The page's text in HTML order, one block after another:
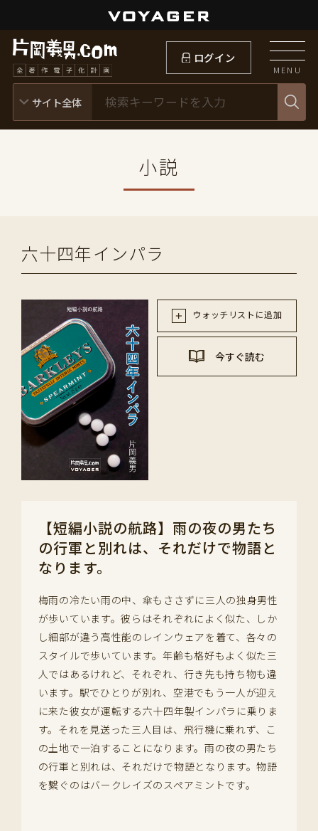
ログイン
MENU
小説
六十四年インパラ
ウォッチリストに追加
今すぐ読む
【短編小説の航路】雨の夜の男たち
の行軍と別れは、それだけで物語と
なります。
梅雨の冷たい雨の中、傘もささずに三人の独身男性
が歩いています。彼らはそれぞれによく似た、しか
し細部が違う高性能のレインウェアを着て、各々の
スタイルで歩いています。年齢も格好もよく似た三
人ではあるけれど、それぞれ、行き先も持ち物も違
います。駅でひとりが別れ、空港でもう一人が迎え
に来た彼女が運転する六十四年製インパラに乗りま
す。それを見送った三人目は、飛行機に乗れず、こ
の土地で一泊することになります。雨の夜の男たち
の行軍と別れは、それだけで物語となります。物語
を繋ぐのはバークレイズのスペアミントです。